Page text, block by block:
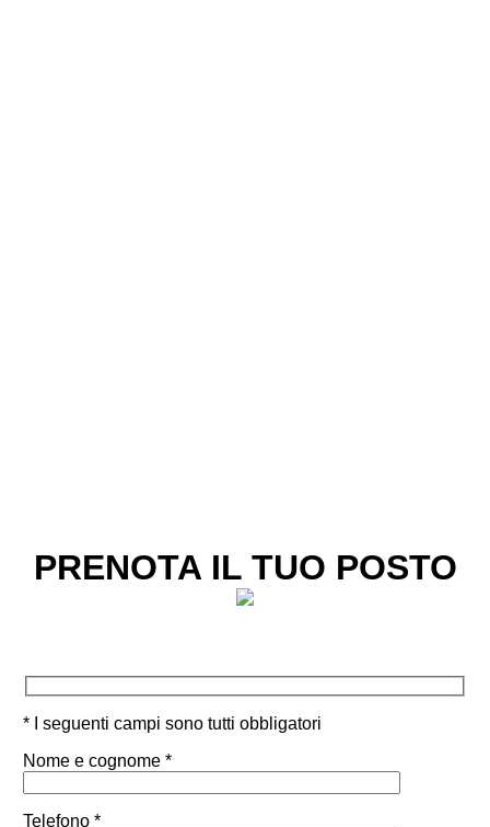
PRENOTA IL TUO POSTO
* I seguenti campi sono tutti obbligatori
Nome e cognome *
Telefono *